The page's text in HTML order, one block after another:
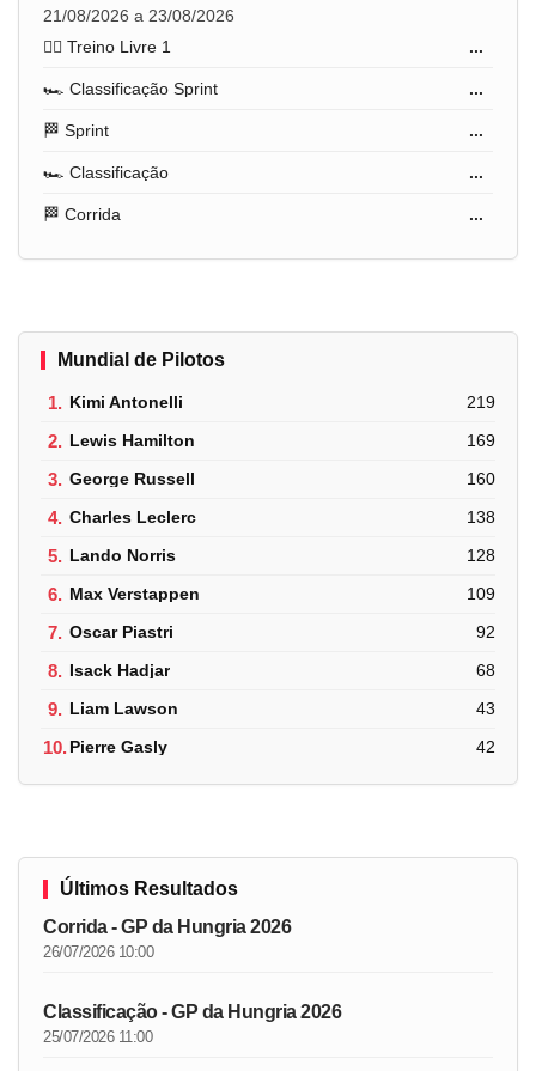
21/08/2026 a 23/08/2026
🏋️‍♂️ Treino Livre 1
...
🏎️ Classificação Sprint ...
🏁 Sprint ...
🏎️ Classificação ...
🏁 Corrida ...
Mundial de Pilotos
1. Kimi Antonelli 219
2. Lewis Hamilton 169
3. George Russell 160
4. Charles Leclerc 138
5. Lando Norris 128
6. Max Verstappen 109
7. Oscar Piastri 92
8. Isack Hadjar 68
9. Liam Lawson 43
10.Pierre Gasly 42
Últimos Resultados
Corrida - GP da Hungria 2026
26/07/2026 10:00
Classificação - GP da Hungria 2026
25/07/2026 11:00